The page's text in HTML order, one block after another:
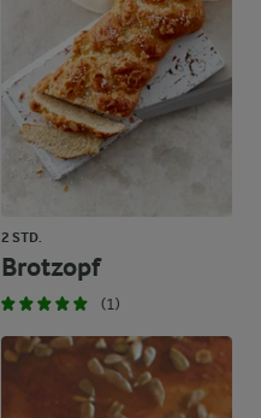
2 STD.
Brotzopf
(1)